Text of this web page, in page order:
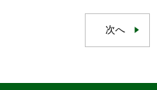
次へ